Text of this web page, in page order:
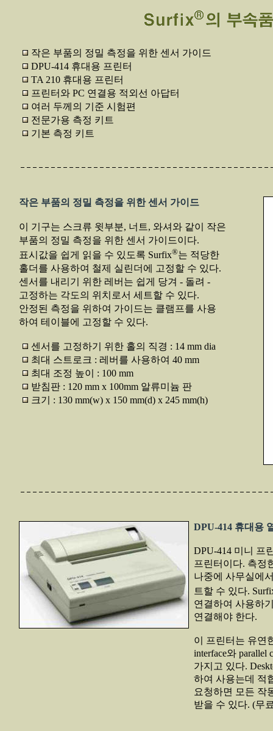
작은 부품의 정밀 측정을 위한 센서 가이드
DPU-414 휴대용 프린터
TA 210 휴대용 프린터
프린터와 PC 연결용 적외선 아답터
여러 두께의 기준 시험편
전문가용 측정 키트
기본 측정 키트
작은 부품의 정밀 측정을 위한 센서 가이드
이 기구는 스크류 윗부분, 너트, 와셔와 같이 작은
부품의 정밀 측정을 위한 센서 가이드이다.
표시값을 쉽게 읽을 수 있도록 Surfix®는 적당한
홀더를 사용하여 철제 실린더에 고정할 수 있다.
센서를 내리기 위한 레버는 쉽게 당겨 - 돌려 -
고정하는 각도의 위치로서 세트할 수 있다.
안정된 측정을 위하여 가이드는 클램프를 사용
하여 테이블에 고정할 수 있다.
센서를 고정하기 위한 홀의 직경 : 14 mm dia
최대 스트로크 : 레버를 사용하여 40 mm
최대 조정 높이 : 100 mm
받침판 : 120 mm x 100mm 알류미늄 판
크기 : 130 mm(w) x 150 mm(d) x 245 mm(h)
DPU-414 휴대용
DPU-414 미니 프
프린터이다. 측정
나중에 사무실에
트할 수 있다.
연결하여 사용하
연결해야 한다.
이 프린터는 유연
interface와 parallel
가지고 있다.
하여 사용는데 적
요청하면 모든 작
받을 수 있다. (무